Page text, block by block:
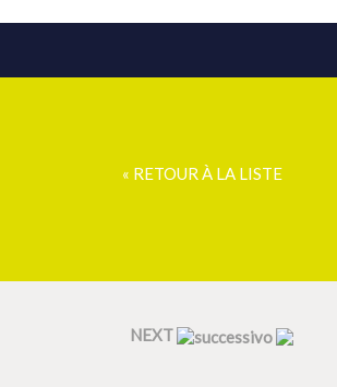
« RETOUR À LA LISTE
NEXT